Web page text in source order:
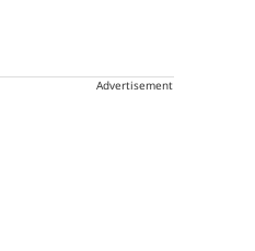
Advertisement